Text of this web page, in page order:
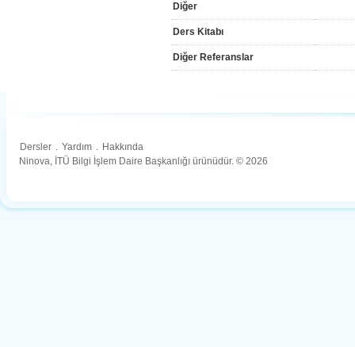
Diğer
Ders Kitabı
Diğer Referanslar
Dersler . Yardım . Hakkında
Ninova, İTÜ Bilgi İşlem Daire Başkanlığı ürünüdür. © 2026